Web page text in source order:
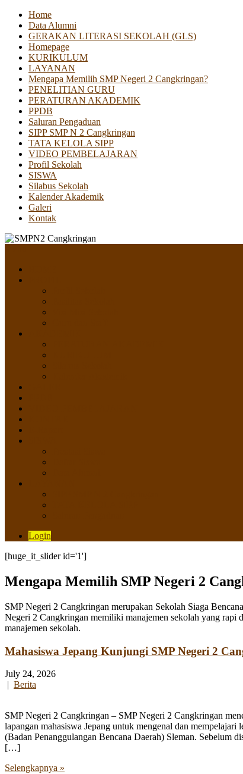
Home
Data Alumni
GERAKAN LITERASI SEKOLAH (GLS)
Homepage
KURIKULUM
LAYANAN
Mengapa Memilih SMP Negeri 2 Cangkringan?
PENELITIAN GURU
PERATURAN AKADEMIK
PPDB
Saluran Pengaduan
SIPP SMP N 2 Cangkringan
TATA KELOLA SIPP
VIDEO PEMBELAJARAN
Profil Sekolah
SISWA
Silabus Sekolah
Kalender Akademik
Galeri
Kontak
Login
[huge_it_slider id='1']
Mengapa Memilih SMP Negeri 2
SMP Negeri 2 Cangkringan merupakan Sekolah Siaga
Negeri 2 Cangkringan memiliki manajemen sekolah yang rapi
manajemen sekolah.
Mahasiswa Jepang Kunjungi SMP Negeri 2
July 24, 2026
| Berita
SMP Negeri 2 Cangkringan – SMP Negeri 2 Cangkringan
lapangan mahasiswa Jepang untuk mengenal dan
(Badan Penanggulangan Bencana Daerah) Sleman. Sebelum
[…]
Selengkapnya »